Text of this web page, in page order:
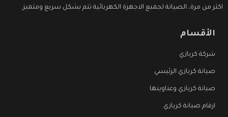
اكثر من مرة، الصيانة لجميع الاجهزة الكهربائية تتم بشكل سريع ومتميز.
الأقسام
شركة كريازي
صيانة كريازي الرئيسي
صيانة كريازي وعناوينها
ارقام صيانة كريازي